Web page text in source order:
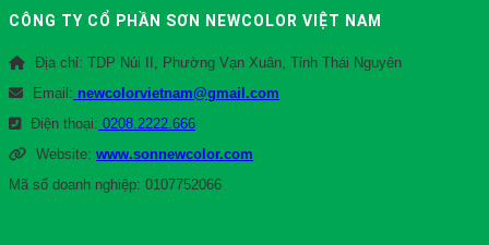
CÔNG TY CỔ PHẦN SƠN NEWCOLOR VIỆT NAM
Địa chỉ: TDP Núi II, Phường Vạn Xuân, Tỉnh Thái Nguyên
Email: newcolorvietnam@gmail.com
Điện thoại: 0208.2222.666
Website: www.sonnewcolor.com
Mã số doanh nghiệp: 0107752066